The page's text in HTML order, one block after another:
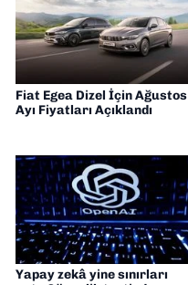
Fiat Egea Dizel İçin Ağustos
Ayı Fiyatları Açıklandı
Yapay zekâ yine sınırları